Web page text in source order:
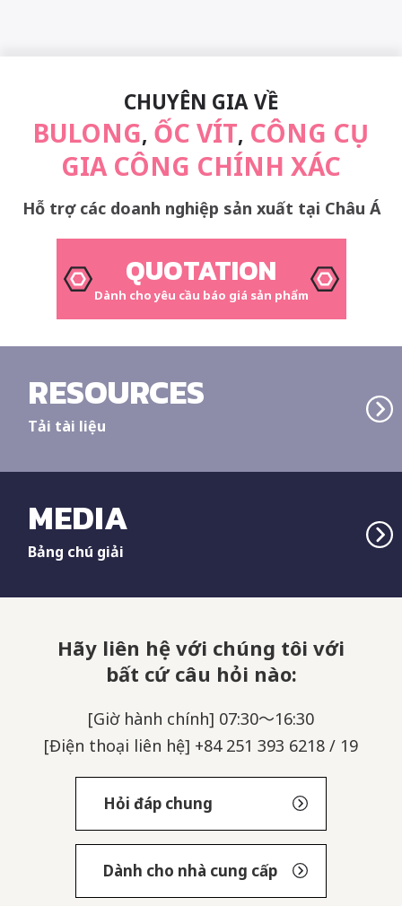
CHUYÊN GIA VỀ
BULONG, ỐC VÍT, CÔNG CỤ
GIA CÔNG CHÍNH XÁC
Hỗ trợ các doanh nghiệp sản xuất tại Châu Á
QUOTATION
Dành cho yêu cầu báo giá sản phẩm
RESOURCES
Tải tài liệu
MEDIA
Bảng chú giải
Hãy liên hệ với chúng tôi với
bất cứ câu hỏi nào:
[Giờ hành chính] 07:30～16:30
[Điện thoại liên hệ] +84 251 393 6218 / 19
Hỏi đáp chung
Dành cho nhà cung cấp